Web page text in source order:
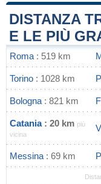
DISTANZA
E LE PIÙ
Roma : 519 km
Torino : 1028 km
Bologna : 821 km
Catania: 20 km più
vicina
Messina : 69 km